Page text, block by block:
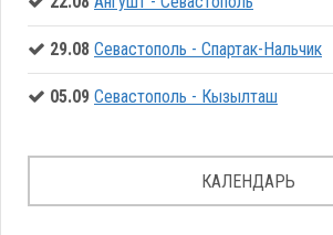
29.08 Севастополь - Спартак-Нальчик
05.09 Севастополь - Кызылташ
КАЛЕНДАРЬ